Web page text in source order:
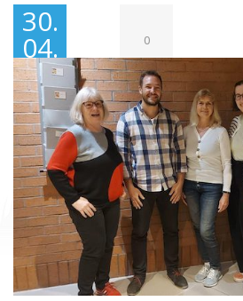
30.
04.
202
5
0